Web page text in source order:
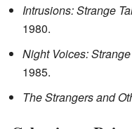
Intrusions: Strange
1980.
Night Voices:
1985.
The Strangers and